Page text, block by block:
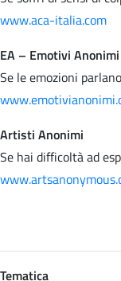
www.aca-italia.com
EA – Emotivi Anonimi
Se le emozioni
Artisti Anonimi
Se hai difficoltà ad
Tematica